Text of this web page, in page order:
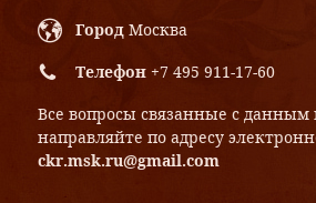
Город Москва
Телефон +7 495 911-17-60
Все вопросы связанные с данным
направляйте по адресу
ckr.msk.ru@gmail.com